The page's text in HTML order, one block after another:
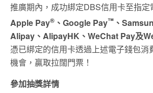
推廣期內，成功綁定DBS信用卡至指定
Apple Pay® 、Google Pay™ 、
Alipay、AlipayHK、WeChat Pay及
憑已綁定的信用卡透過上述電子錢包消
機會，贏取拉闊門票！
參加抽獎詳情